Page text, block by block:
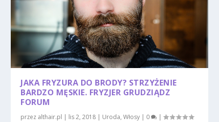
JAKA FRYZURA DO BRODY? STRZYŻENIE
BARDZO MĘSKIE. FRYZJER GRUDZIĄDZ
FORUM
przez althair.pl | lis 2, 2018 | Uroda,Włosy | 0 |